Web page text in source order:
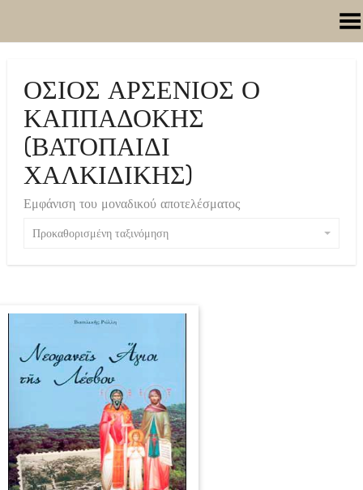
Toggle Menu
ΟΣΙΟΣ ΑΡΣΕΝΙΟΣ Ο
ΚΑΠΠΑΔΟΚΗΣ
(ΒΑΤΟΠΑΙΔΙ
ΧΑΛΚΙΔΙΚΗΣ)
Εμφάνιση του μοναδικού αποτελέσματος
Προκαθορισμένη ταξινόμηση